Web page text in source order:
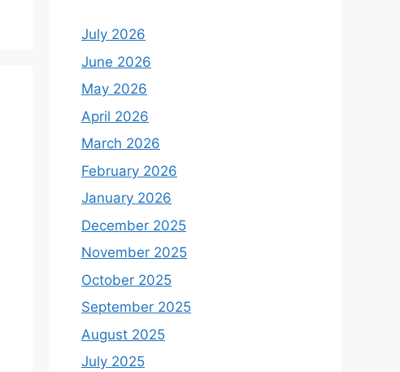
July 2026
June 2026
May 2026
April 2026
March 2026
February 2026
January 2026
December 2025
November 2025
October 2025
September 2025
August 2025
July 2025